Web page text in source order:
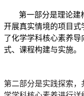
第一部分是理论建
开展真实情境的项目
了化学学科核心素养
式、课程构建与实施。
第二部分是实践探索